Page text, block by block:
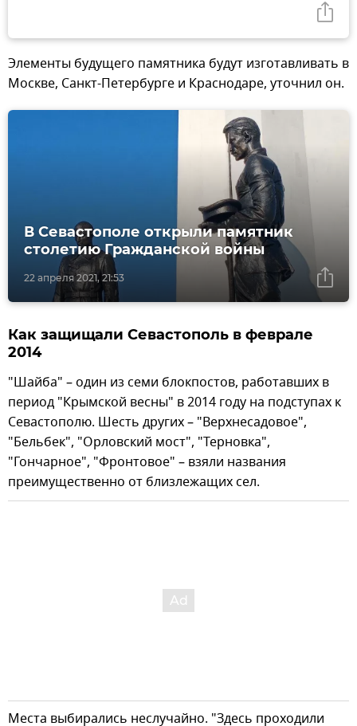
Элементы будущего памятника будут изготавливать в
Москве, Санкт-Петербурге и Краснодаре, уточнил он.
22 апреля 2021, 21:53
В Севастополе открыли памятник
столетию Гражданской войны
Как защищали Севастополь в феврале
2014
"Шайба" – один из семи блокпостов, работавших в
период "Крымской весны" в 2014 году на подступах к
Севастополю. Шесть других – "Верхнесадовое",
"Бельбек", "Орловский мост", "Терновка",
"Гончарное", "Фронтовое" – взяли названия
преимущественно от близлежащих сел.
Места выбирались неслучайно. "Здесь проходили